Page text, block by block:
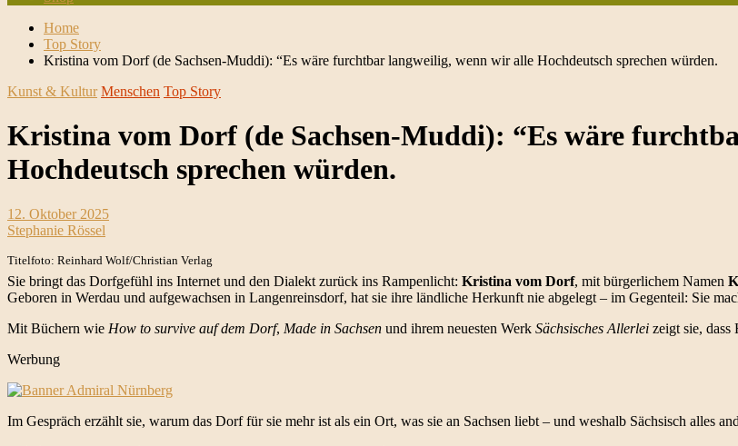
Home
Top Story
Kristina vom Dorf (de Sachsen-Muddi): “Es wäre furchtbar langweilig, wenn wir alle Hochdeutsch sprechen würden.
Kunst & Kultur Menschen Top Story
Kristina vom Dorf (de Sachsen-Muddi): “Es wäre
Hochdeutsch sprechen würden.
12. Oktober 2025
Stephanie Rössel
Titelfoto: Reinhard Wolf/Christian Verlag
Sie bringt das Dorfgefühl ins Internet und den Dialekt zurück ins Rampenlicht: Kristina vom Dorf, mit bürgerlichem Namen
Geboren in Werdau und aufgewachsen in Langenreinsdorf, hat sie ihre ländliche Herkunft nie abgelegt – im Gegenteil: Sie
Mit Büchern wie How to survive auf dem Dorf, Made in Sachsen und ihrem neuesten Werk Sächsisches Allerlei zeigt sie,
Werbung
Im Gespräch erzählt sie, warum das Dorf für sie mehr ist als ein Ort, was sie an Sachsen liebt – und weshalb Sächsisch alles